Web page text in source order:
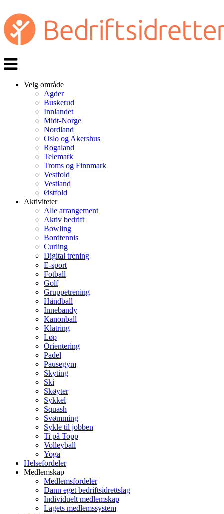
Veksle
navigasjon
Velg område
Agder
Buskerud
Innlandet
Midt-Norge
Nordland
Oslo og Akershus
Rogaland
Telemark
Troms og Finnmark
Vestfold
Vestland
Østfold
Aktiviteter
Alle arrangement
Aktiv bedrift
Bowling
Bordtennis
Curling
Digital trening
E-sport
Fotball
Golf
Gruppetrening
Håndball
Innebandy
Kanonball
Klatring
Løp
Orientering
Padel
Pausegym
Skyting
Ski
Skøyter
Sykkel
Squash
Svømming
Sykle til jobben
Ti på Topp
Volleyball
Yoga
Helsefordeler
Medlemskap
Medlemsfordeler
Dann eget bedriftsidrettslag
Individuelt medlemskap
Lagets medlemssystem